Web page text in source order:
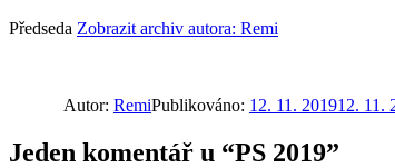
Předseda Zobrazit archiv autora: Remi
Autor: RemiPublikováno: 12. 11. 201912. 11.
Jeden komentář u “PS 2019”